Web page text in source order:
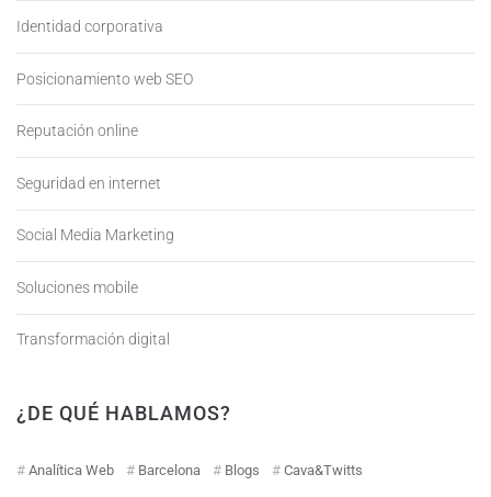
Identidad corporativa
Posicionamiento web SEO
Reputación online
Seguridad en internet
Social Media Marketing
Soluciones mobile
Transformación digital
¿DE QUÉ HABLAMOS?
Analítica Web Barcelona Blogs Cava&Twitts